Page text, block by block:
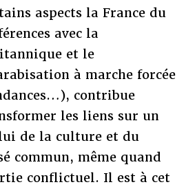
aspects la France du
avec la
et le
à marche forcée
contribue
les liens sur un
de la culture et du
commun, même quand
conflictuel. Il est à cet